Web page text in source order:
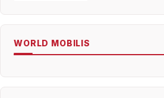
WORLD MOBILIS